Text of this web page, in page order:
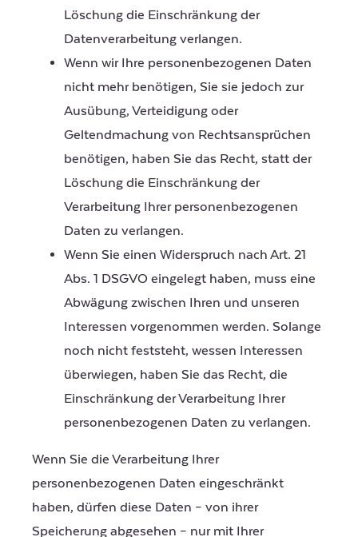
Löschung die Einschränkung der
Datenverarbeitung verlangen.
Wenn wir Ihre personenbezogenen Daten
nicht mehr benötigen, Sie sie jedoch zur
Ausübung, Verteidigung oder
Geltendmachung von Rechtsansprüchen
benötigen, haben Sie das Recht, statt der
Löschung die Einschränkung der
Verarbeitung Ihrer personenbezogenen
Daten zu verlangen.
Wenn Sie einen Widerspruch nach Art. 21
Abs. 1 DSGVO eingelegt haben, muss eine
Abwägung zwischen Ihren und unseren
Interessen vorgenommen werden. Solange
noch nicht feststeht, wessen Interessen
überwiegen, haben Sie das Recht, die
Einschränkung der Verarbeitung Ihrer
personenbezogenen Daten zu verlangen.
Wenn Sie die Verarbeitung Ihrer
personenbezogenen Daten eingeschränkt
haben, dürfen diese Daten – von ihrer
Speicherung abgesehen – nur mit Ihrer